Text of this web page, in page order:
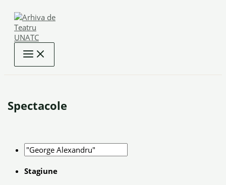
content
Spectacole
Stagiune